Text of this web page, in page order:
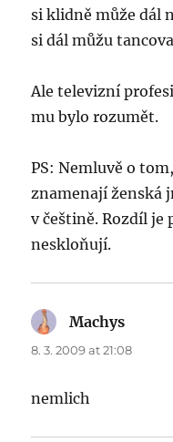
si klidně může dál
si dál můžu
Ale televizní
mu bylo rozumět.
PS: Nemluvě o
znamenají ženská
v češtině. Rozdíl je
neskloňují.
Machys
8. 3. 2009 at 21:08
nemlich